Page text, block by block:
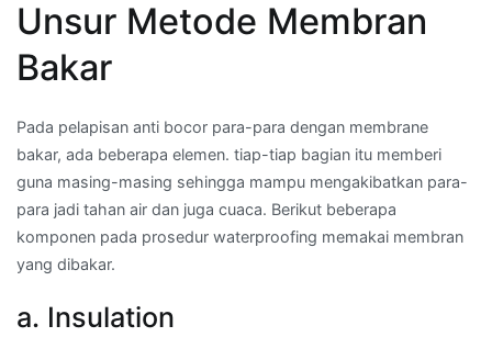
Unsur Metode Membran
Bakar
Pada pelapisan anti bocor para-para dengan membrane
bakar, ada beberapa elemen. tiap-tiap bagian itu memberi
guna masing-masing sehingga mampu mengakibatkan para-
para jadi tahan air dan juga cuaca. Berikut beberapa
komponen pada prosedur waterproofing memakai membran
yang dibakar.
a. Insulation